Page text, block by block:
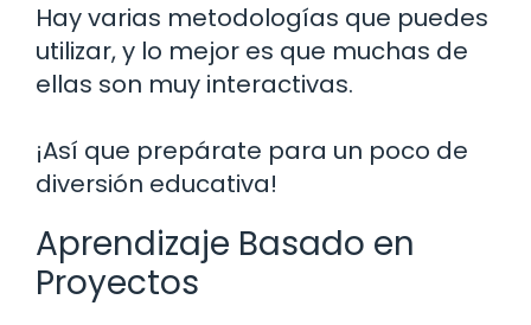
Hay varias metodologías que puedes
utilizar, y lo mejor es que muchas de
ellas son muy interactivas.
¡Así que prepárate para un poco de
diversión educativa!
Aprendizaje Basado en
Proyectos